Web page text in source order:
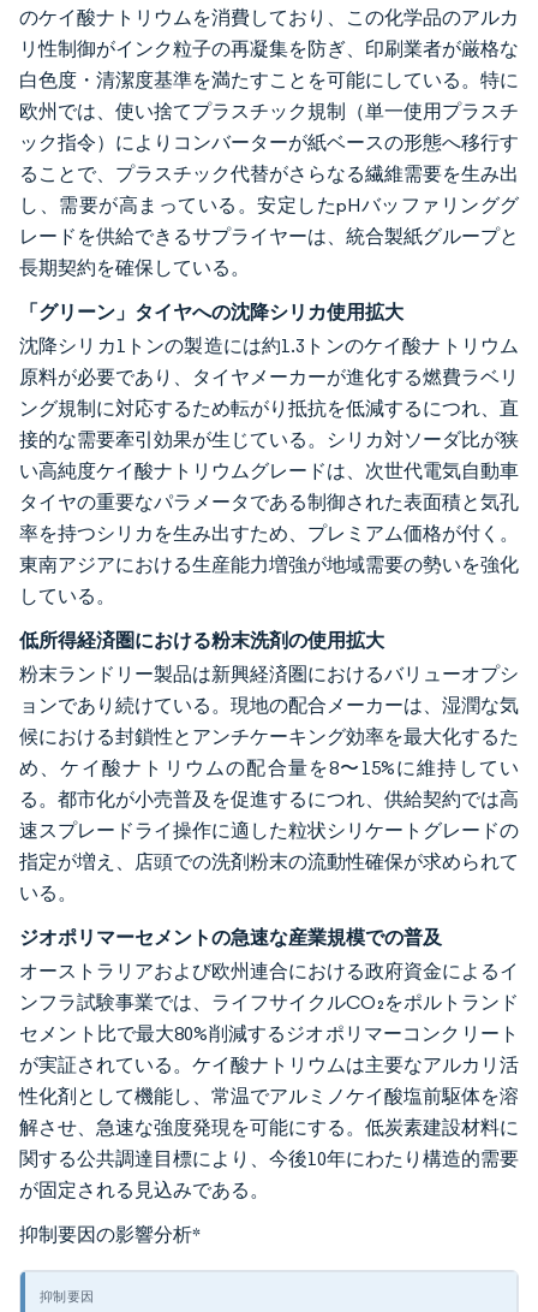
のケイ酸ナトリウムを消費しており、この化学品のアルカ
リ性制御がインク粒子の再凝集を防ぎ、印刷業者が厳格な
白色度・清潔度基準を満たすことを可能にしている。特に
欧州では、使い捨てプラスチック規制（単一使用プラスチ
ック指令）によりコンバーターが紙ベースの形態へ移行す
ることで、プラスチック代替がさらなる繊維需要を生み出
し、需要が高まっている。安定したpHバッファリンググ
レードを供給できるサプライヤーは、統合製紙グループと
長期契約を確保している。
「グリーン」タイヤへの沈降シリカ使用拡大
沈降シリカ1トンの製造には約1.3トンのケイ酸ナトリウム
原料が必要であり、タイヤメーカーが進化する燃費ラベリ
ング規制に対応するため転がり抵抗を低減するにつれ、直
接的な需要牽引効果が生じている。シリカ対ソーダ比が狭
い高純度ケイ酸ナトリウムグレードは、次世代電気自動車
タイヤの重要なパラメータである制御された表面積と気孔
率を持つシリカを生み出すため、プレミアム価格が付く。
東南アジアにおける生産能力増強が地域需要の勢いを強化
している。
低所得経済圏における粉末洗剤の使用拡大
粉末ランドリー製品は新興経済圏におけるバリューオプシ
ョンであり続けている。現地の配合メーカーは、湿潤な気
候における封鎖性とアンチケーキング効率を最大化するた
め、ケイ酸ナトリウムの配合量を8〜15%に維持してい
る。都市化が小売普及を促進するにつれ、供給契約では高
速スプレードライ操作に適した粒状シリケートグレードの
指定が増え、店頭での洗剤粉末の流動性確保が求められて
いる。
ジオポリマーセメントの急速な産業規模での普及
オーストラリアおよび欧州連合における政府資金によるイ
ンフラ試験事業では、ライフサイクルCO₂をポルトランド
セメント比で最大80%削減するジオポリマーコンクリート
が実証されている。ケイ酸ナトリウムは主要なアルカリ活
性化剤として機能し、常温でアルミノケイ酸塩前駆体を溶
解させ、急速な強度発現を可能にする。低炭素建設材料に
関する公共調達目標により、今後10年にわたり構造的需要
が固定される見込みである。
抑制要因の影響分析*